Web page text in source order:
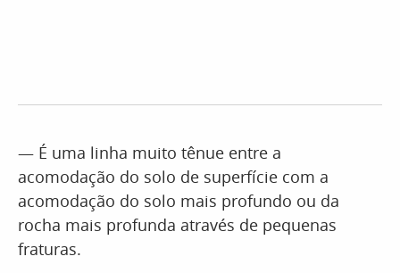
— É uma linha muito tênue entre a
acomodação do solo de superfície com a
acomodação do solo mais profundo ou da
rocha mais profunda através de pequenas
fraturas.